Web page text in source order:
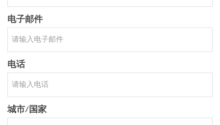
电子邮件
电话
城市/国家